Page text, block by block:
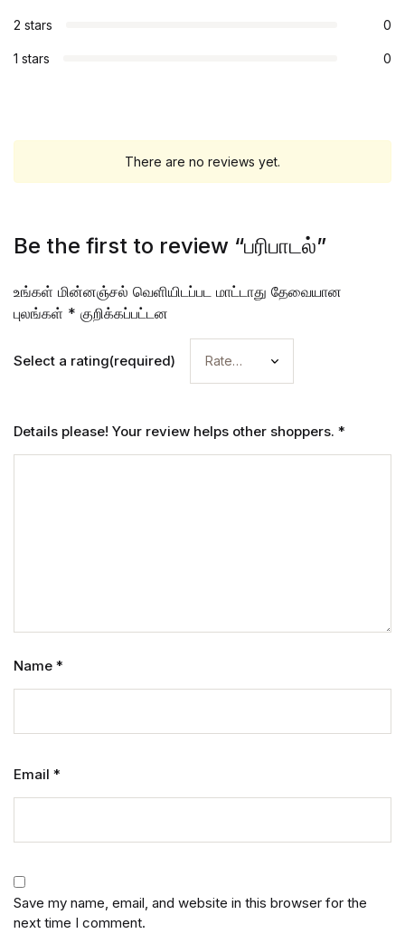
2 stars 0
1 stars 0
There are no reviews yet.
Be the first to review “பரிபாடல்”
உங்கள் மின்னஞ்சல் வெளியிடப்பட மாட்டாது தேவையான
புலங்கள் * குறிக்கப்பட்டன
Select a rating(required)
Details please! Your review helps other shoppers. *
Name *
Email *
Save my name, email, and website in this browser for the
next time I comment.